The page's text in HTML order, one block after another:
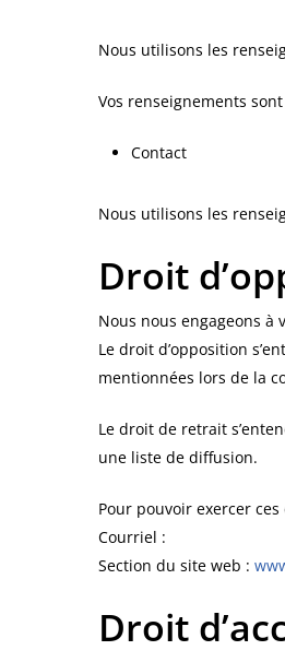
Nous utilisons les
Vos renseignements
Contact
Nous utilisons les
Droit
Nous nous engageons
Le droit d’opposition
mentionnées lors de la
Le droit de retrait
une liste de diffusion.
Pour pouvoir exercer
Courriel :
Section du site web :
Droit